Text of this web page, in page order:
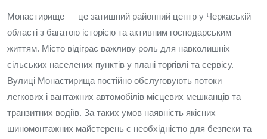
Монастирище — це затишний районний центр у Черкаській
області з багатою історією та активним господарським
життям. Місто відіграє важливу роль для навколишніх
сільських населених пунктів у плані торгівлі та сервісу.
Вулиці Монастирища постійно обслуговують потоки
легкових і вантажних автомобілів місцевих мешканців та
транзитних водіїв. За таких умов наявність якісних
шиномонтажних майстерень є необхідністю для безпеки та